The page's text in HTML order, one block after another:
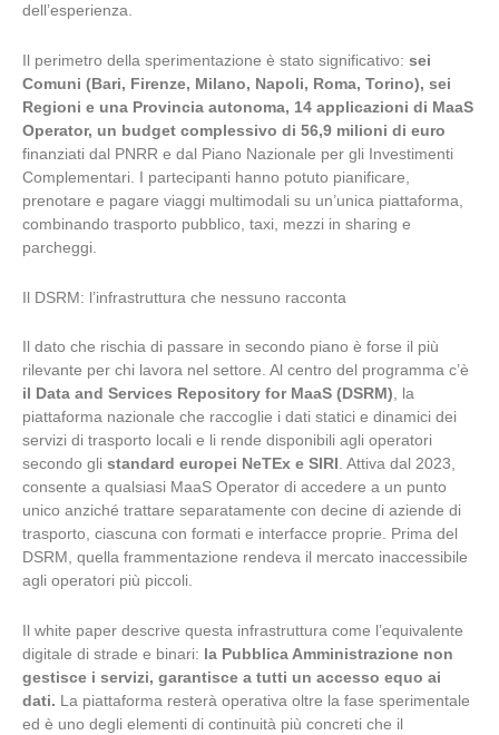
dell’esperienza.
Il perimetro della sperimentazione è stato significativo: sei
Comuni (Bari, Firenze, Milano, Napoli, Roma, Torino), sei
Regioni e una Provincia autonoma, 14 applicazioni di MaaS
Operator, un budget complessivo di 56,9 milioni di euro
finanziati dal PNRR e dal Piano Nazionale per gli Investimenti
Complementari. I partecipanti hanno potuto pianificare,
prenotare e pagare viaggi multimodali su un’unica piattaforma,
combinando trasporto pubblico, taxi, mezzi in sharing e
parcheggi.
Il DSRM: l’infrastruttura che nessuno racconta
Il dato che rischia di passare in secondo piano è forse il più
rilevante per chi lavora nel settore. Al centro del programma c’è
il Data and Services Repository for MaaS (DSRM), la
piattaforma nazionale che raccoglie i dati statici e dinamici dei
servizi di trasporto locali e li rende disponibili agli operatori
secondo gli standard europei NeTEx e SIRI . Attiva dal 2023,
consente a qualsiasi MaaS Operator di accedere a un punto
unico anziché trattare separatamente con decine di aziende di
trasporto, ciascuna con formati e interfacce proprie. Prima del
DSRM, quella frammentazione rendeva il mercato inaccessibile
agli operatori più piccoli.
Il white paper descrive questa infrastruttura come l’equivalente
digitale di strade e binari: la Pubblica Amministrazione non
gestisce i servizi, garantisce a tutti un accesso equo ai
dati. La piattaforma resterà operativa oltre la fase sperimentale
ed è uno degli elementi di continuità più concreti che il